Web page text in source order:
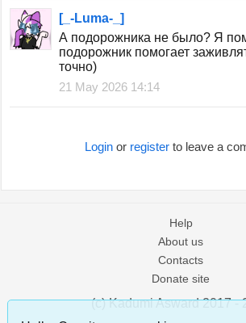
[_-Luma-_]
А подорожника не было? Я
подорожник помогает
точно)
21 May 2026 14:14
Loginor registerto leave a
(c) Kadumi Asward 2017 -
Help
About us
Contacts
Donate site